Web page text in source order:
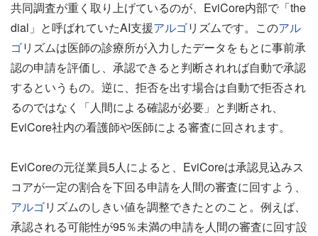
共同調査が重く取り上げているのが、EviCore内部で「the
dial」と呼ばれていたAI支援アルゴリズムです。このアル
ゴリズムは医師の診療所が入力したデータをもとに事前承
認の申請を評価し、承認できると判断されれば自動で承認
するというもの。逆に、拒否を出す場合は自動で拒否され
るのではなく「人間による確認が必要」と判断され、
EviCore社内の看護師や医師による審査に回されます。
EviCoreの元従業員5人によると、EviCoreは承認見込みス
コアが一定の割合を下回る申請を人間の審査に回すよう、
アルゴリズムのしきい値を調整できたとのこと。例えば、
承認される可能性が95％未満の申請を人間の審査に回す設